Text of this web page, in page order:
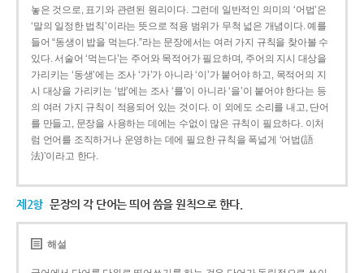
놓은 것으로, 표기와 관련된 원리이다. 그런데 일반적인 의미의 ‘어법’은
‘말의 일정한 법칙’이라는 뜻으로 적용 범위가 무척 넓은 개념이다. 예를
들어 “동생이 밥을 먹는다.”라는 문장에서는 여러 가지 규칙을 찾아볼 수
있다. 서술어 ‘먹는다’는 주어와 목적어가 필요하며, 주어의 지시 대상을
가리키는 ‘동생’에는 조사 ‘가’가 아니라 ‘이’가 붙어야 하고, 목적어의 지
시 대상을 가리키는 ‘밥’에는 조사 ‘를’이 아니라 ‘을’이 붙어야 한다는 등
의 여러 가지 규칙이 적용되어 있는 것이다. 이 외에도 소리를 내고, 단어
를 만들고, 문장을 사용하는 데에는 수없이 많은 규칙이 필요하다. 이처
럼 언어를 조직하거나 운영하는 데에 필요한 규칙을 폭넓게 ‘어법(語
法)’이라고 한다.
제2항 문장의 각 단어는 띄어 씀을 원칙으로 한다.
해설